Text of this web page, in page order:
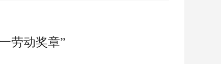
劳动奖章”